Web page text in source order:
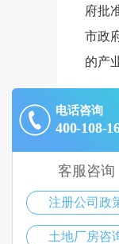
府批
市政
的产
电话咨询
400-108-
客服咨询
注册公司政
土地厂房咨